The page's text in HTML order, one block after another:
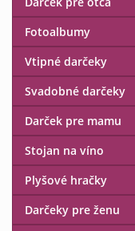
Fotoalbumy
Vtipné darčeky
Svadobné darčeky
Darček pre mamu
Stojan na víno
Plyšové hračky
Darčeky pre ženu